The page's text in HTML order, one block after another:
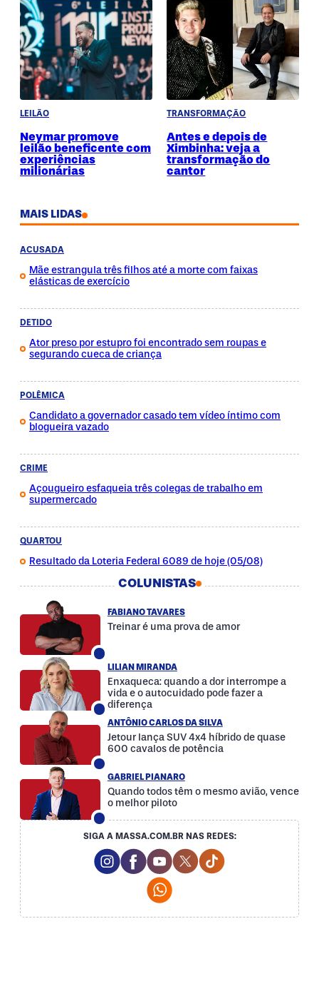
LEILÃO
Neymar promove
leilão beneficente com
experiências
milionárias
TRANSFORMAÇÃO
Antes e depois de
Ximbinha: veja a
transformação do
cantor
MAIS LIDAS
ACUSADA
Mãe estrangula três filhos até a morte com faixas
elásticas de exercício
DETIDO
Ator preso por estupro foi encontrado sem roupas e
segurando cueca de criança
POLÊMICA
Candidato a governador casado tem vídeo íntimo com
blogueira vazado
CRIME
Açougueiro esfaqueia três colegas de trabalho em
supermercado
QUARTOU
Resultado da Loteria Federal 6089 de hoje (05/08)
COLUNISTAS
FABIANO TAVARES
Treinar é uma prova de amor
LILIAN MIRANDA
Enxaqueca: quando a dor interrompe a
vida e o autocuidado pode fazer a
diferença
ANTÔNIO CARLOS DA SILVA
Jetour lança SUV 4x4 híbrido de quase
600 cavalos de potência
GABRIEL PIANARO
Quando todos têm o mesmo avião, vence
o melhor piloto
SIGA A MASSA.COM.BR NAS REDES:
Instagram Social Media
Facebook Social Media
Youtube Social Media
Twitter Social Media
Tiktok Social